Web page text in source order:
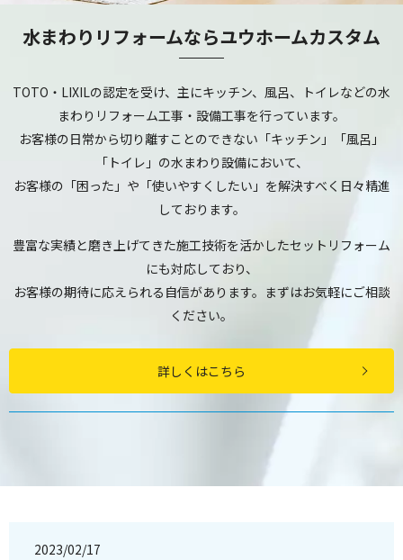
水まわりリフォームならユウホームカスタム
TOTO・LIXILの認定を受け、主にキッチン、風呂、トイレなどの水
まわりリフォーム工事・設備工事を行っています。
お客様の日常から切り離すことのできない「キッチン」「風呂」
「トイレ」の水まわり設備において、
お客様の「困った」や「使いやすくしたい」を解決すべく日々精進
しております。
豊富な実績と磨き上げてきた施工技術を活かしたセットリフォーム
にも対応しており、
お客様の期待に応えられる自信があります。まずはお気軽にご相談
ください。
詳しくはこちら
2023/02/17